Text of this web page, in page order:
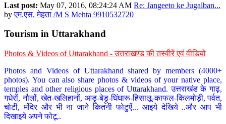
Last post: May 07, 2016, 08:24:24 AM Re: Jangeeto ke Jugalban...
byएम.एस. मेहता /M S Mehta 9910532720
Tourism in Uttarakhand
Photos & Videos of Uttarakhand - उत्तराखण्ड की तस्वीरें एवं वीडियो
Photos and Videos of Uttarakhand shared by members (4000+
photos). You can also share photos & videos of your native place,
temples and other religious places of Uttarakhand. उत्तराखंड के गाढ़,
गधेरों, नौलों, खेत-खलिहानों, आड़ू-बेड़ू-घिंघारू-हिसालू-काफल-किलमोड़ी, पर्वत,
चोटी, मंदिर और भी ना जाने कितनी फोटुऐं... आइये देखिये ..और आप भी
दिखाइये अपने फोटू..